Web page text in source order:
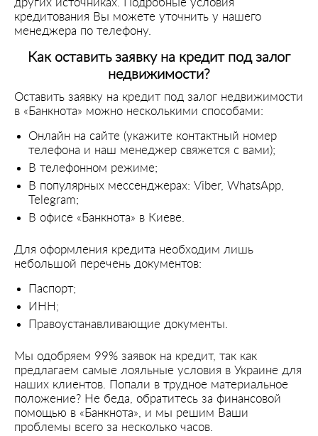
других источниках. Подробные условия
кредитования Вы можете уточнить у нашего
менеджера по телефону.
Как оставить заявку на кредит под залог
недвижимости?
Оставить заявку на кредит под залог недвижимости
в «Банкнота» можно несколькими способами:
Онлайн на сайте (укажите контактный номер
телефона и наш менеджер свяжется с вами);
В телефонном режиме;
В популярных мессенджерах: Viber, WhatsApp,
Telegram;
В офисе «Банкнота» в Киеве.
Для оформления кредита необходим лишь
небольшой перечень документов:
Паспорт;
ИНН;
Правоустанавливающие документы.
Мы одобряем 99% заявок на кредит, так как
предлагаем самые лояльные условия в Украине для
наших клиентов. Попали в трудное материальное
положение? Не беда, обратитесь за финансовой
помощью в «Банкнота», и мы решим Ваши
проблемы всего за несколько часов.